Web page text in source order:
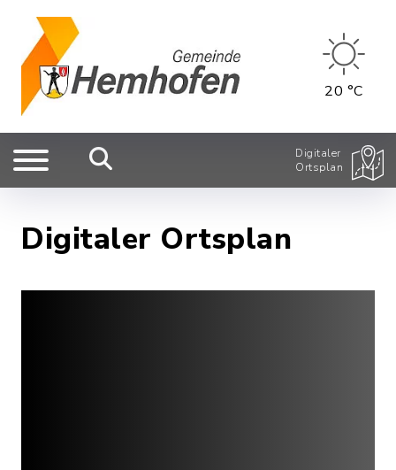
20 °C
Digitaler
Ortsplan
Digitaler Ortsplan